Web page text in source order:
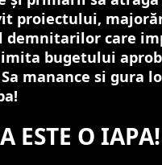
proiectului,
demnitarilor care
bugetului
manance si gura
ESTE O IAPA!